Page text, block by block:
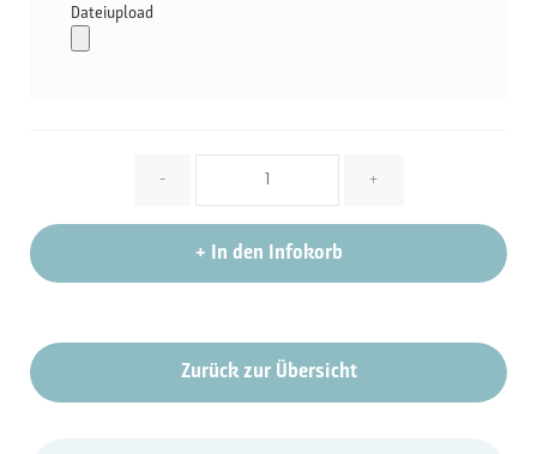
Dateiupload
- +
+ In den Infokorb
Zurück zur Übersicht